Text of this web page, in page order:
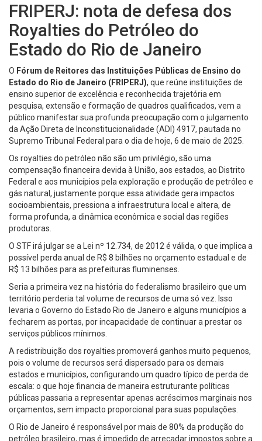
FRIPERJ: nota de defesa dos
Royalties do Petróleo do
Estado do Rio de Janeiro
O Fórum de Reitores das Instituições Públicas de Ensino do
Estado do Rio de Janeiro (FRIPERJ), que reúne instituições de
ensino superior de excelência e reconhecida trajetória em
pesquisa, extensão e formação de quadros qualificados, vem a
público manifestar sua profunda preocupação com o julgamento
da Ação Direta de Inconstitucionalidade (ADI) 4917, pautada no
Supremo Tribunal Federal para o dia de hoje, 6 de maio de 2025.
Os royalties do petróleo não são um privilégio, são uma
compensação financeira devida à União, aos estados, ao Distrito
Federal e aos municípios pela exploração e produção de petróleo e
gás natural, justamente porque essa atividade gera impactos
socioambientais, pressiona a infraestrutura local e altera, de
forma profunda, a dinâmica econômica e social das regiões
produtoras.
O STF irá julgar se a Lei nº 12.734, de 2012 é válida, o que implica a
possível perda anual de R$ 8 bilhões no orçamento estadual e de
R$ 13 bilhões para as prefeituras fluminenses.
Seria a primeira vez na história do federalismo brasileiro que um
território perderia tal volume de recursos de uma só vez. Isso
levaria o Governo do Estado Rio de Janeiro e alguns municípios a
fecharem as portas, por incapacidade de continuar a prestar os
serviços públicos mínimos.
A redistribuição dos royalties promoverá ganhos muito pequenos,
pois o volume de recursos será dispersado para os demais
estados e municípios, configurando um quadro típico de perda de
escala: o que hoje financia de maneira estruturante políticas
públicas passaria a representar apenas acréscimos marginais nos
orçamentos, sem impacto proporcional para suas populações.
O Rio de Janeiro é responsável por mais de 80% da produção do
petróleo brasileiro, mas é impedido de arrecadar impostos sobre a